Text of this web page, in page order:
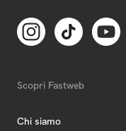
Scopri Fastweb
Chi siamo